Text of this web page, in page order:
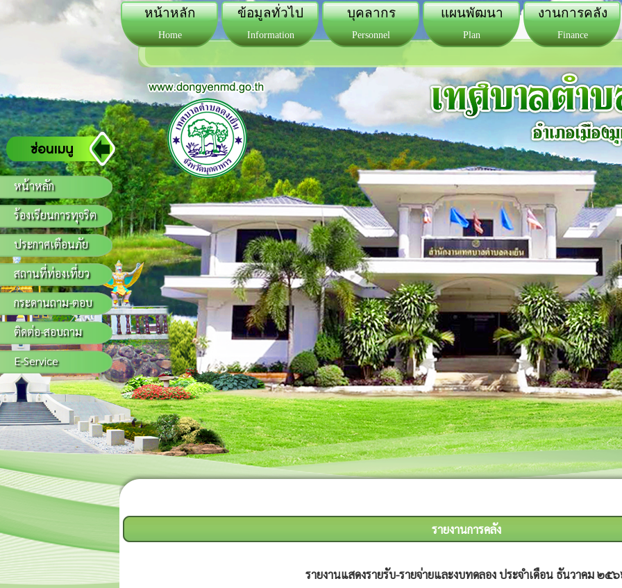
หน้าหลัก
ร้องเรียนการทุจริต
ประกาศเตือนภัย
สถานที่ท่องเที่ยว
กระดานถาม-ตอบ
ติดต่อ-สอบถาม
E-Service
หน้าหลัก
Home
ข้อมูลทั่วไป
Information
บุคลากร
Personnel
แผนพัฒนา
Plan
งานการคลัง
Finance
รายงานการคลัง
รายงานแสดงรายรับ-รายจ่ายและงบทดลอง ประจำเดือน ธันวาคม ๒๕